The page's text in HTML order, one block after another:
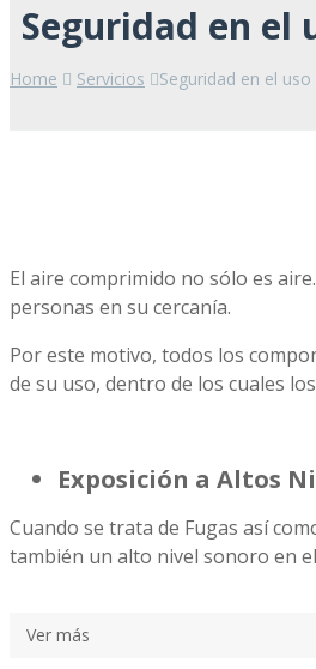
Seguridad en el
Home Servicios Seguridad en el
El aire comprimido no sólo es
personas en su cercanía.
Por este motivo, todos los
de su uso, dentro de los cuales
Exposición a Altos
Cuando se trata de Fugas así
también un alto nivel sonoro en
Ver más